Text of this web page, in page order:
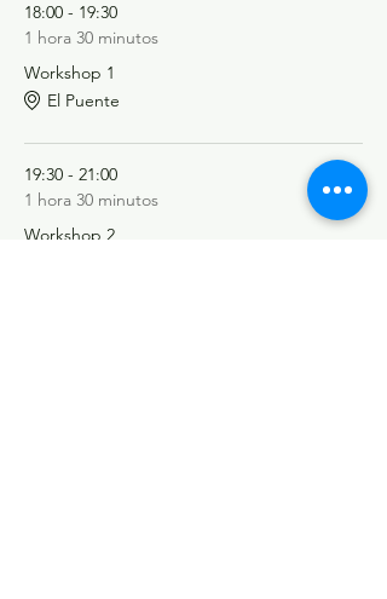
18:00 - 19:30
1 hora 30 minutos
Workshop 1
El Puente
19:30 - 21:00
1 hora 30 minutos
Workshop 2